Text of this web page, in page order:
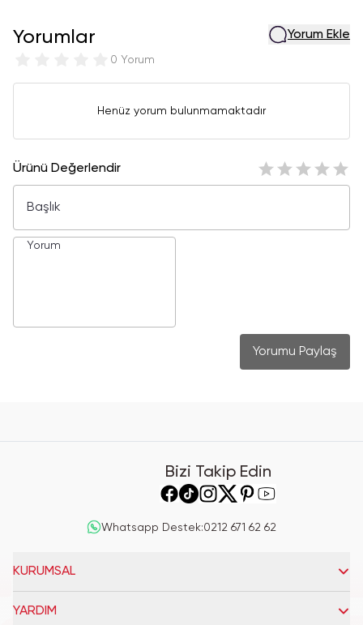
Yorumlar
0 Yorum
Yorum Ekle
Henüz yorum bulunmamaktadır
Ürünü Değerlendir
Yorumu Paylaş
Bizi Takip Edin
Whatsapp Destek:0212 671 62 62
KURUMSAL
YARDIM